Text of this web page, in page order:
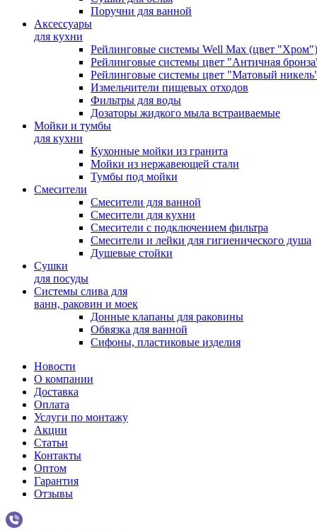
Поручни для ванной
Аксессуары
для кухни
Рейлинговые системы Well Max (цвет "Хром")
Рейлинговые системы цвет "Античная
Рейлинговые системы цвет "Матовый
Измельчители пищевых отходов
Фильтры для воды
Дозаторы жидкого мыла встраиваемые
Мойки и тумбы
для кухни
Кухонные мойки из гранита
Мойки из нержавеющей стали
Тумбы под мойки
Смесители
Смесители для ванной
Смесители для кухни
Смесители с подключением фильтра
Cмесители и лейки для гигиенического душа
Душевые стойки
Сушки
для посуды
Системы слива для
ванн, раковин и моек
Донные клапаны для раковины
Обвязка для ванной
Сифоны, пластиковые изделия
Новости
О компании
Доставка
Оплата
Услуги по монтажу
Акции
Статьи
Контакты
Оптом
Гарантия
Отзывы